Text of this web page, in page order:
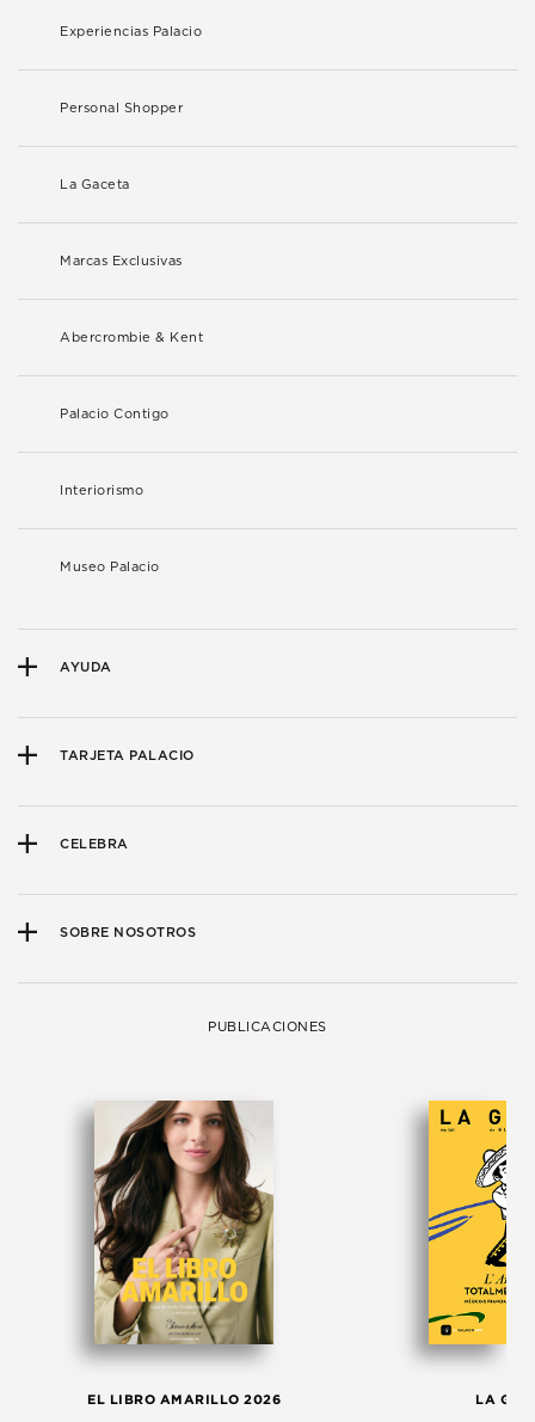
Experiencias Palacio
Personal Shopper
La Gaceta
Marcas Exclusivas
Abercrombie & Kent
Palacio Contigo
Interiorismo
Museo Palacio
AYUDA
TARJETA PALACIO
CELEBRA
SOBRE NOSOTROS
PUBLICACIONES
EL LIBRO AMARILLO 2026 LA